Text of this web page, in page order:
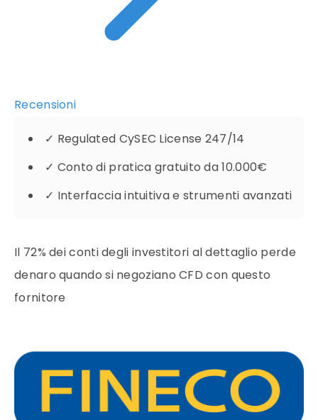
Recensioni
✓ Regulated CySEC License 247/14
✓ Conto di pratica gratuito da 10.000€
✓ Interfaccia intuitiva e strumenti avanzati
Il 72% dei conti degli investitori al dettaglio perde
denaro quando si negoziano CFD con questo
fornitore